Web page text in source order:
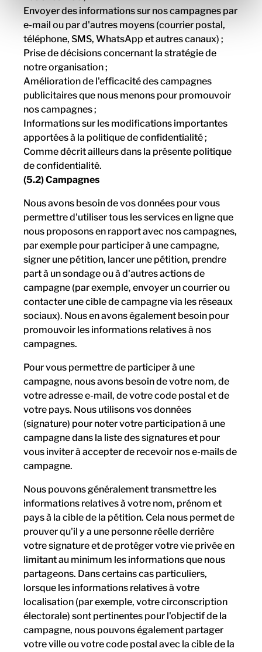
Envoyer des informations sur nos campagnes par
e-mail ou par d'autres moyens (courrier postal,
téléphone, SMS, WhatsApp et autres canaux) ;
Prise de décisions concernant la stratégie de
notre organisation ;
Amélioration de l'efficacité des campagnes
publicitaires que nous menons pour promouvoir
nos campagnes ;
Informations sur les modifications importantes
apportées à la politique de confidentialité ;
Comme décrit ailleurs dans la présente politique
de confidentialité.
(5.2) Campagnes
Nous avons besoin de vos données pour vous
permettre d'utiliser tous les services en ligne que
nous proposons en rapport avec nos campagnes,
par exemple pour participer à une campagne,
signer une pétition, lancer une pétition, prendre
part à un sondage ou à d'autres actions de
campagne (par exemple, envoyer un courrier ou
contacter une cible de campagne via les réseaux
sociaux). Nous en avons également besoin pour
promouvoir les informations relatives à nos
campagnes.
Pour vous permettre de participer à une
campagne, nous avons besoin de votre nom, de
votre adresse e-mail, de votre code postal et de
votre pays. Nous utilisons vos données
(signature) pour noter votre participation à une
campagne dans la liste des signatures et pour
vous inviter à accepter de recevoir nos e-mails de
campagne.
Nous pouvons généralement transmettre les
informations relatives à votre nom, prénom et
pays à la cible de la pétition. Cela nous permet de
prouver qu'il y a une personne réelle derrière
votre signature et de protéger votre vie privée en
limitant au minimum les informations que nous
partageons. Dans certains cas particuliers,
lorsque les informations relatives à votre
localisation (par exemple, votre circonscription
électorale) sont pertinentes pour l'objectif de la
campagne, nous pouvons également partager
votre ville ou votre code postal avec la cible de la